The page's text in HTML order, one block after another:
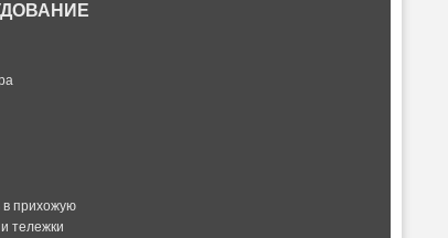
в прихожую
тележки